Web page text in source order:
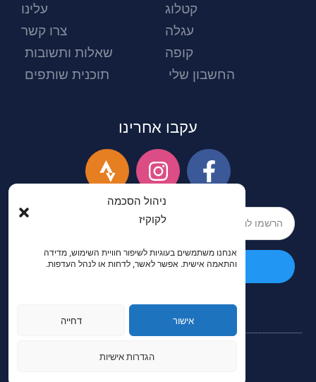
ניהול הסכמה
לקוקיז
אנחנו משתמשים בעוגיות לשיפור חוויית השימוש, מדידה
והתאמה אישית. אפשר לאשר, לדחות או לנהל העדפות.
אישור דחייה
הגדרות אישיות
קטלוג
עגלה
קופה
החשבון שלי
עלינו
צרו קשר
שאלות ותשובות
תוכנית שותפים
עקבו אחרינו
הרשמה
כל הזכויות שמורות לZaznu© ישראל.